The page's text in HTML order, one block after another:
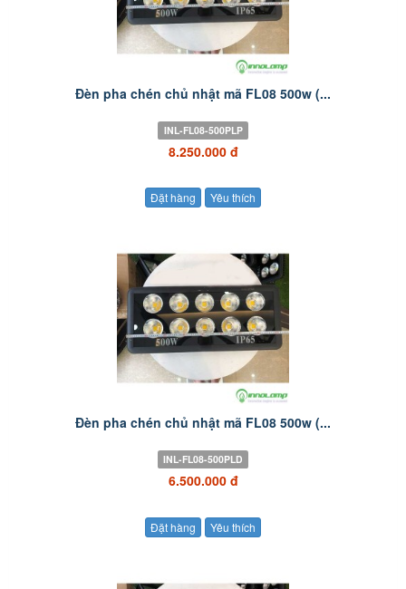
Đèn pha chén chủ nhật mã FL08 500w (...
INL-FL08-500PLP
8.250.000 đ
Đặt hàng Yêu thích
Đèn pha chén chủ nhật mã FL08 500w (...
INL-FL08-500PLD
6.500.000 đ
Đặt hàng Yêu thích